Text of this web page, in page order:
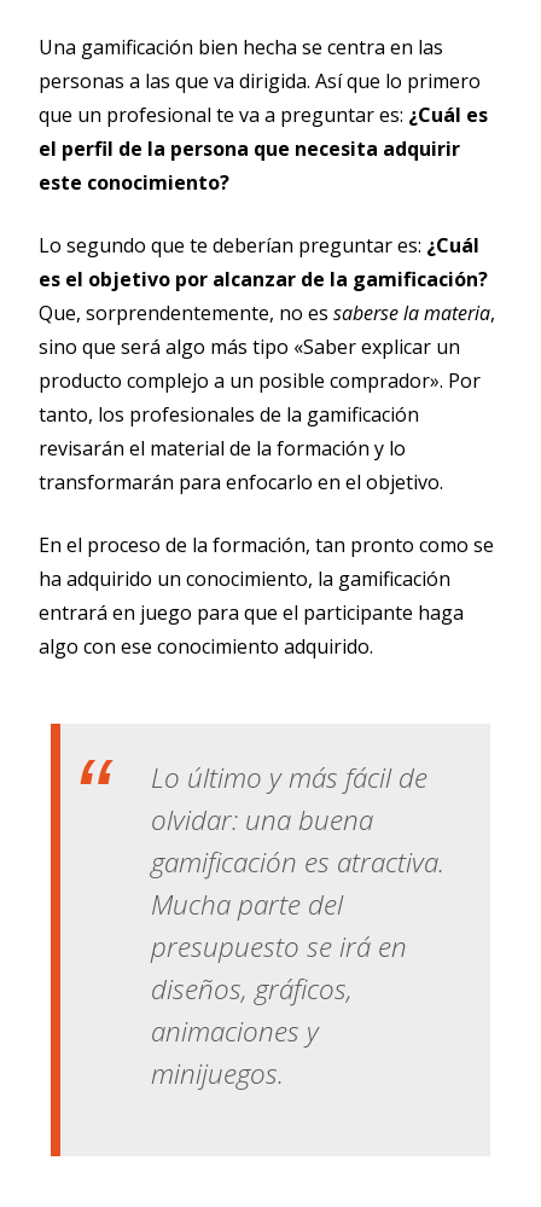
Una gamificación bien hecha se centra en las
personas a las que va dirigida. Así que lo primero
que un profesional te va a preguntar es: ¿Cuál es
el perfil de la persona que necesita adquirir
este conocimiento?
Lo segundo que te deberían preguntar es: ¿Cuál
es el objetivo por alcanzar de la gamificación?
Que, sorprendentemente, no es saberse la materia,
sino que será algo más tipo «Saber explicar un
producto complejo a un posible comprador». Por
tanto, los profesionales de la gamificación
revisarán el material de la formación y lo
transformarán para enfocarlo en el objetivo.
En el proceso de la formación, tan pronto como se
ha adquirido un conocimiento, la gamificación
entrará en juego para que el participante haga
algo con ese conocimiento adquirido.
Lo último y más fácil de
olvidar: una buena
gamificación es atractiva.
Mucha parte del
presupuesto se irá en
diseños, gráficos,
animaciones y
minijuegos.